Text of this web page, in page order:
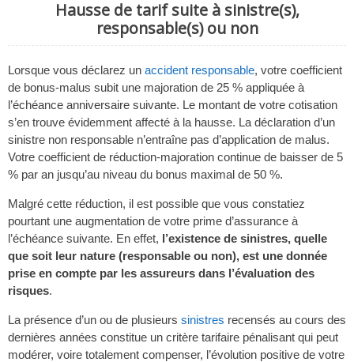
Hausse de tarif suite à sinistre(s),
responsable(s) ou non
Lorsque vous déclarez un accident responsable, votre coefficient
de bonus-malus subit une majoration de 25 % appliquée à
l’échéance anniversaire suivante. Le montant de votre cotisation
s’en trouve évidemment affecté à la hausse. La déclaration d’un
sinistre non responsable n’entraîne pas d’application de malus.
Votre coefficient de réduction-majoration continue de baisser de 5
% par an jusqu’au niveau du bonus maximal de 50 %.
Malgré cette réduction, il est possible que vous constatiez
pourtant une augmentation de votre prime d’assurance à
l’échéance suivante. En effet, l’existence de sinistres, quelle
que soit leur nature (responsable ou non), est une donnée
prise en compte par les assureurs dans l’évaluation des
risques.
La présence d’un ou de plusieurs sinistres recensés au cours des
dernières années constitue un critère tarifaire pénalisant qui peut
modérer, voire totalement compenser, l’évolution positive de votre